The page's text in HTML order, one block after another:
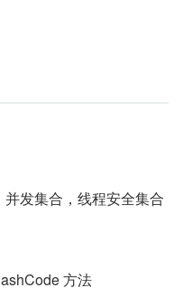
发集合，线程安全集合
方法